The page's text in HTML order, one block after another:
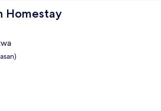
Homestay